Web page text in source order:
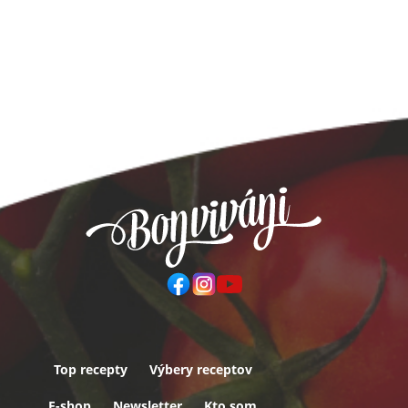
Top recepty Výbery receptov